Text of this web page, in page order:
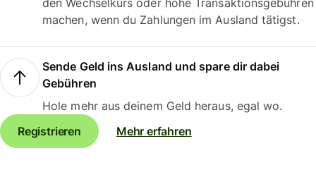
den Wechselkurs oder hohe Transaktionsgebühren
machen, wenn du Zahlungen im Ausland tätigst.
Sende Geld ins Ausland und spare dir dabei
Gebühren
Hole mehr aus deinem Geld heraus, egal wo.
Registrieren
Mehr erfahren